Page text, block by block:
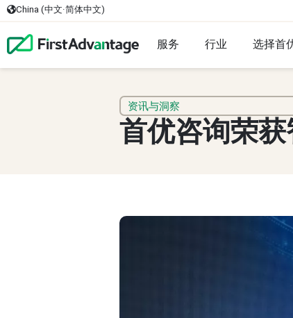
China (中文·简体中文)
服务 行业 选择首
资讯与洞察
首优咨询荣